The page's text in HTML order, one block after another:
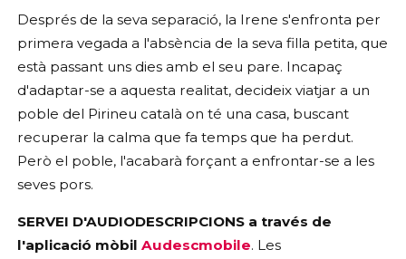
Després de la seva separació, la Irene s'enfronta per
primera vegada a l'absència de la seva filla petita, que
està passant uns dies amb el seu pare. Incapaç
d'adaptar-se a aquesta realitat, decideix viatjar a un
poble del Pirineu català on té una casa, buscant
recuperar la calma que fa temps que ha perdut.
Però el poble, l'acabarà forçant a enfrontar-se a les
seves pors.
SERVEI D'AUDIODESCRIPCIONS a través de
l'aplicació mòbil Audescmobile. Les